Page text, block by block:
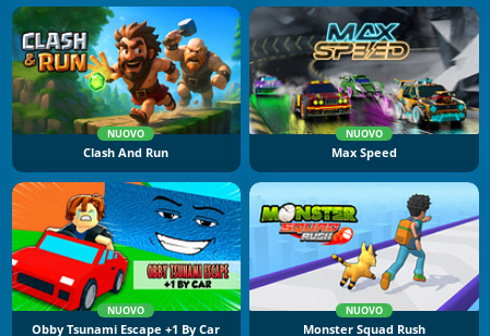
NUOVO
Clash And Run
NUOVO
Max Speed
NUOVO
Obby Tsunami Escape +1 By Car
NUOVO
Monster Squad Rush